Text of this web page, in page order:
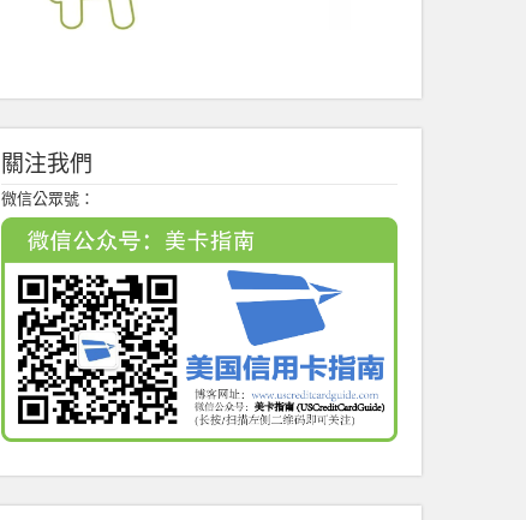
關注我們
微信公眾號：